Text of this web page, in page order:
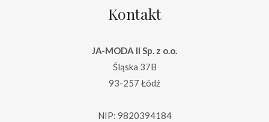
Kontakt
JA-MODA II Sp. z o.o.
Śląska 37B
93-257 Łódź
NIP: 9820394184